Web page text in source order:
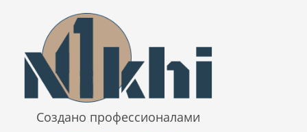
Создано профессионалами